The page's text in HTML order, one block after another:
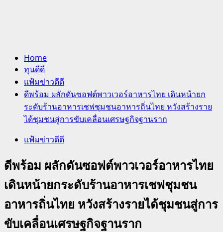
Home
ทุนดีดี
แฟ้มข่าวดีดี
ดีพร้อม ผลักดันซอฟต์พาวเวอร์อาหารไทย เดินหน้ายก
ระดับร้านอาหารเชฟชุมชนอาหารถิ่นไทย หวังสร้างราย
ได้ชุมชนสู่การขับเคลื่อนเศรษฐกิจฐานราก
แฟ้มข่าวดีดี
ดีพร้อม ผลักดันซอฟต์พาวเวอร์อาหารไทย
เดินหน้ายกระดับร้านอาหารเชฟชุมชน
อาหารถิ่นไทย หวังสร้างรายได้ชุมชนสู่การ
ขับเคลื่อนเศรษฐกิจฐานราก